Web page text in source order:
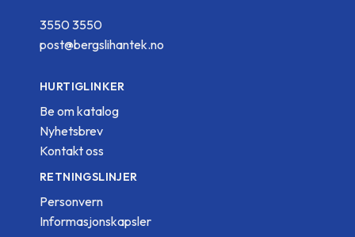
3550 3550
post@bergslihantek.no
HURTIGLINKER
Be om katalog
Nyhetsbrev
Kontakt oss
RETNINGSLINJER
Personvern
Informasjonskapsler